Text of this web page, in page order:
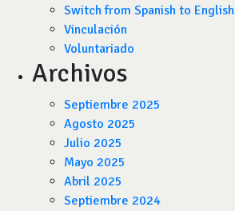
Switch from Spanish to English
Vinculación
Voluntariado
Archivos
Septiembre 2025
Agosto 2025
Julio 2025
Mayo 2025
Abril 2025
Septiembre 2024